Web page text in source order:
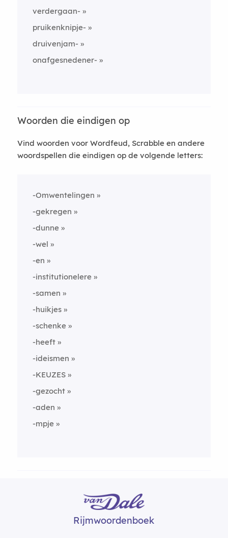
verdergaan-
pruikenknipje-
druivenjam-
onafgesnedener-
Woorden die eindigen op
Vind woorden voor Wordfeud, Scrabble en andere
woordspellen die eindigen op de volgende letters:
-Omwentelingen
-gekregen
-dunne
-wel
-en
-institutionelere
-samen
-huikjes
-schenke
-heeft
-ideismen
-KEUZES
-gezocht
-aden
-mpje
Rijmwoordenboek